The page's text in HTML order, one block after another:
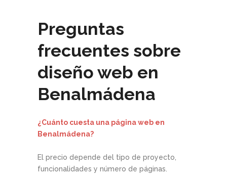
Preguntas
frecuentes sobre
diseño web en
Benalmádena
¿Cuánto cuesta una página web en
Benalmádena?
El precio depende del tipo de proyecto,
funcionalidades y número de páginas.